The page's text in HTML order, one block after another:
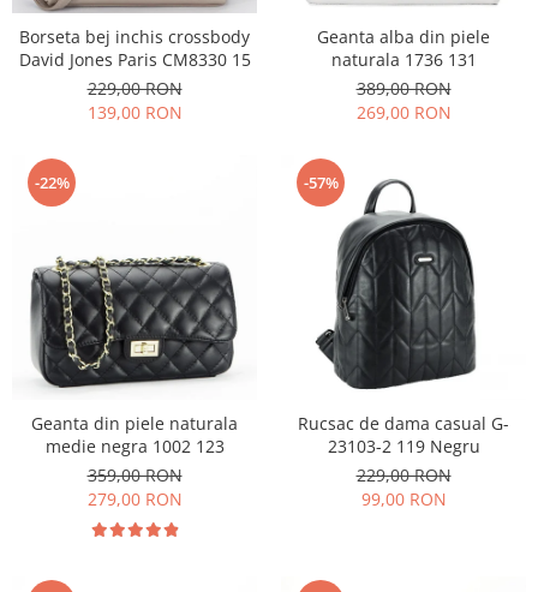
Borseta bej inchis crossbody
David Jones Paris CM8330 15
229,00 RON
139,00 RON
Geanta alba din piele
naturala 1736 131
389,00 RON
269,00 RON
-22%
Geanta din piele naturala
medie negra 1002 123
359,00 RON
279,00 RON
-57%
Rucsac de dama casual G-
23103-2 119 Negru
229,00 RON
99,00 RON